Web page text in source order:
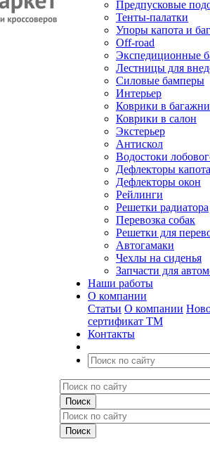
Предпусковые
Тенты-палатки
Упоры капота и
Off-road
Экспедиционные
Лестницы для
Силовые бамперы
Интерьер
Коврики в
Коврики в салон
Экстерьер
Антискол
Водостоки
Дефлекторы капота
Дефлекторы окон
Рейлинги
Решетки радиатора
Перевозка собак
Решетки для
Автогамаки
Чехлы на сиденья
Запчасти для
Наши работы
О компании
Статьи О компании
сертификат ТМ
Контакты